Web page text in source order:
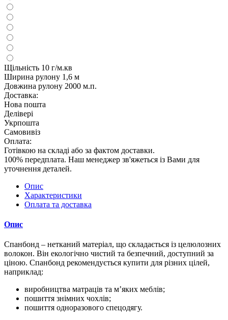
Щільність 10 г/м.кв
Ширина рулону 1,6 м
Довжина рулону 2000 м.п.
Доставка:
Нова пошта
Делівері
Укрпошта
Самовивіз
Оплата:
Готівкою на складі або за фактом доставки.
100% передплата. Наш менеджер зв'яжеться із Вами для
уточнення деталей.
Опис
Характеристики
Оплата та доставка
Опис
Спанбонд – нетканий матеріал, що складається із целюлозних
волокон. Він екологічно чистий та безпечний, доступний за
ціною. Спанбонд рекомендується купити для різних цілей,
наприклад:
виробництва матраців та м’яких меблів;
пошиття знімних чохлів;
пошиття одноразового спецодягу.